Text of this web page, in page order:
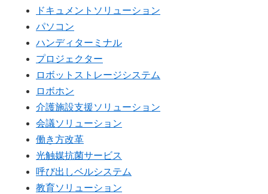
ドキュメントソリューション
パソコン
ハンディターミナル
プロジェクター
ロボットストレージシステム
ロボホン
介護施設支援ソリューション
会議ソリューション
働き方改革
光触媒抗菌サービス
呼び出しベルシステム
教育ソリューション